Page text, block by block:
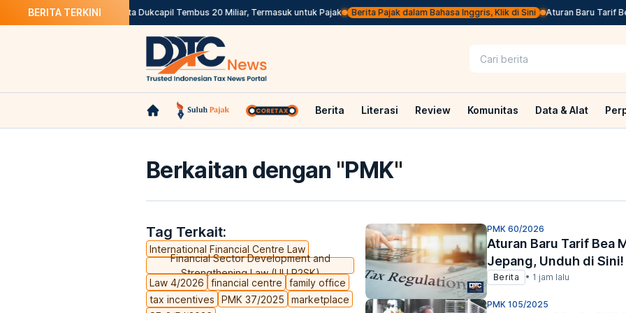
BERITA TERKINI
Layanan Impor Akses Data Dukcapil Tembus 20 Miliar, Termasuk untuk Pajak Berita Pajak dalam Bahasa Inggris, Klik di Sini Aturan Baru Tarif Bea
Berita Literasi Review Komunitas Data & Alat
Berkaitan dengan "PMK"
Tag Terkait:
International Financial Centre Law
Financial Sector Development and
Strengthening Law (UU P2SK)
Law 4/2026 financial centre
family office
tax incentives
PMK 37/2025
marketplace
PMK 60/2026
Aturan Baru Tarif Bea
Jepang, Unduh di Sini!
Berita • 1 jam lalu
PMK 105/2025